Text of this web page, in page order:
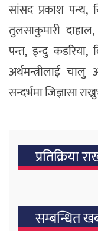
सांसद प्रकाश पन्थ,
तुलसाकुमारी
पन्त, इन्दु कडरिया,
अर्थमन्त्रीलाई
सन्दर्भमा जिज्ञासा
प्रतिक्रिया
सम्बन्धित